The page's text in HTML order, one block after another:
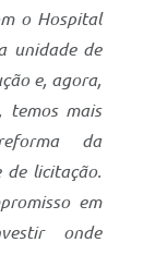
o Hospital
unidade de
e, agora,
temos mais
da
de licitação.
em
onde